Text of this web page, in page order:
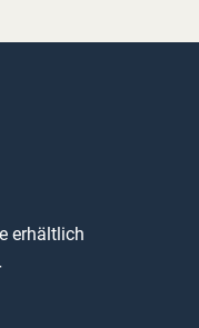
erhältlich